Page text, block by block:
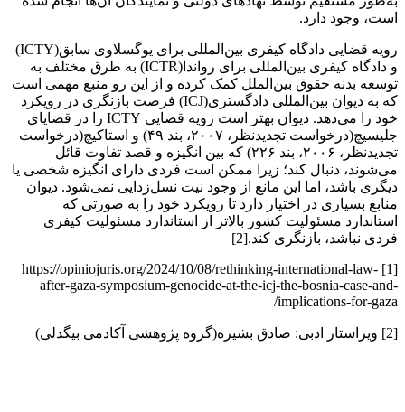
است، وجود دارد.
رویه قضایی دادگاه کیفری بین‌المللی برای یوگسلاوی سابق(ICTY)
و دادگاه کیفری بین‌المللی برای رواندا(ICTR) به طرق مختلف به
توسعه بدنه حقوق بین‌الملل کمک کرده و از این رو منبع مهمی است
که به دیوان بین‌المللی دادگستری(ICJ) فرصت بازنگری در رویکرد
خود را می‌دهد. دیوان بهتر است رویه قضایی ICTY را در قضایای
جلیسیچ(درخواست تجدیدنظر، ۲۰۰۷، بند ۴۹) و استاکیچ(درخواست
تجدیدنظر، ۲۰۰۶، بند ۲۲۶) که بین انگیزه و قصد تفاوت قائل
می‌شوند، دنبال کند؛ زیرا ممکن است فردی دارای انگیزه شخصی یا
دیگری باشد، اما این مانع از وجود نیت نسل‌زدایی نمی‌شود. دیوان
منابع بسیاری در اختیار دارد تا رویکرد خود را به صورتی که
استاندارد مسئولیت کشور بالاتر از استاندارد مسئولیت کیفری
فردی نباشد، بازنگری کند.[2]
[1] https://opiniojuris.org/2024/10/08/rethinking-international-law-
after-gaza-symposium-genocide-at-the-icj-the-bosnia-case-and-
implications-for-gaza/
[2] ویراستار ادبی: صادق بشیره(گروه پژوهشی آکادمی بیگدلی)